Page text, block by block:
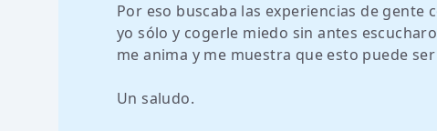
Por eso buscaba las experiencias de
yo sólo y cogerle miedo sin antes
me anima y me muestra que esto puede
Un saludo.